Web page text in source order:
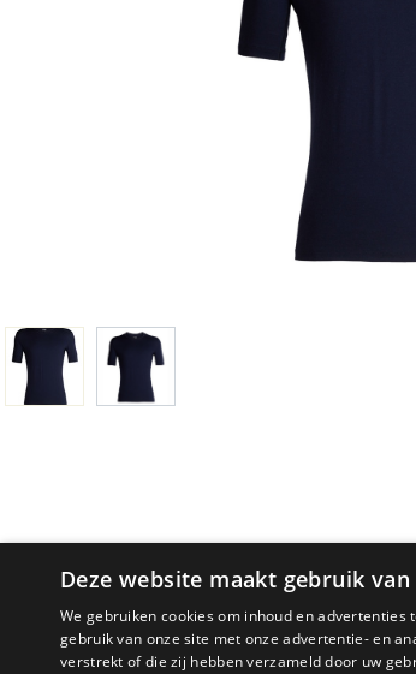
Deze website maakt gebruik van
We gebruiken cookies om inhoud en
gebruik van onze site met onze advertentie- en
verstrekt of die zij hebben verzameld door uw